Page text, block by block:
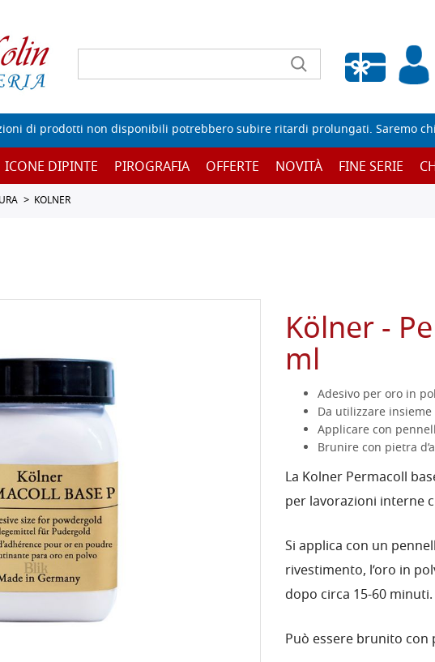
Wishlist vuota
di prodotti non disponibili potrebbero subire ritardi prolungati. Saremo
ICONE DIPINTE PIROGRAFIA OFFERTE NOVITÀ FINE SERIE
KOLNER
Kölner -
ml
Adesivo per oro in
Da utilizzare insieme
Applicare con
Brunire con pietra
La Kolner Permacoll
per lavorazioni interne
Si applica con un
rivestimento, l’oro in
dopo circa 15-60 minuti.
Può essere brunito